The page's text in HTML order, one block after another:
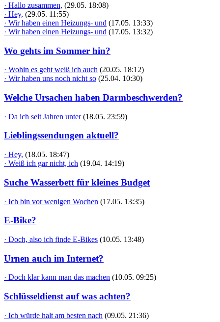
· Hallo zusammen, (29.05. 18:08)
· Hey, (29.05. 11:55)
· Wir haben einen Heizungs- und (17.05. 13:33)
· Wir haben einen Heizungs- und (17.05. 13:32)
Wo gehts im Sommer hin?
· Wohin es geht weiß ich auch (20.05. 18:12)
· Wir haben uns noch nicht so (25.04. 10:30)
Welche Ursachen haben Darmbeschwerden?
· Da ich seit Jahren unter (18.05. 23:59)
Lieblingssendungen aktuell?
· Hey, (18.05. 18:47)
· Weiß ich gar nicht, ich (19.04. 14:19)
Suche Wasserbett für kleines Budget
· Ich bin vor wenigen Wochen (17.05. 13:35)
E-Bike?
· Doch, also ich finde E-Bikes (10.05. 13:48)
Urnen auch im Internet?
· Doch klar kann man das machen (10.05. 09:25)
Schlüsseldienst auf was achten?
· Ich würde halt am besten nach (09.05. 21:36)